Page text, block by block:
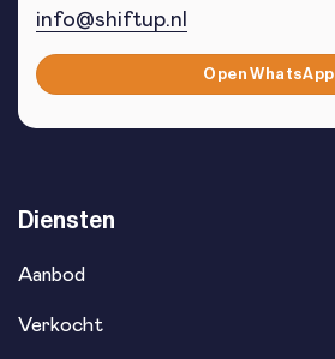
info@shiftup.nl
Open WhatsApp
Diensten
Aanbod
Verkocht